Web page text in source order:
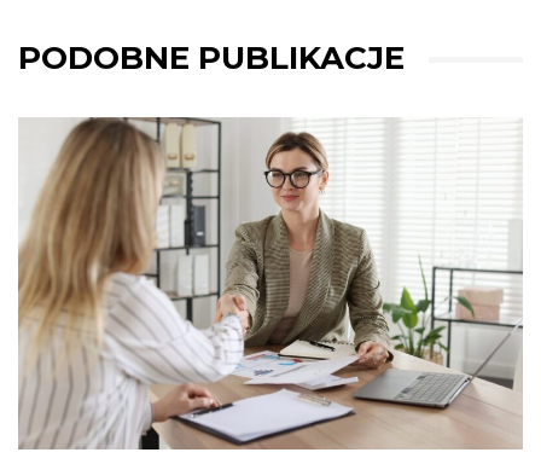
PODOBNE PUBLIKACJE